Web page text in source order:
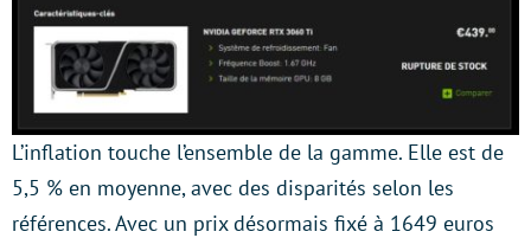
L’inflation touche l’ensemble de la gamme. Elle est de
5,5 % en moyenne, avec des disparités selon les
références. Avec un prix désormais fixé à 1649 euros